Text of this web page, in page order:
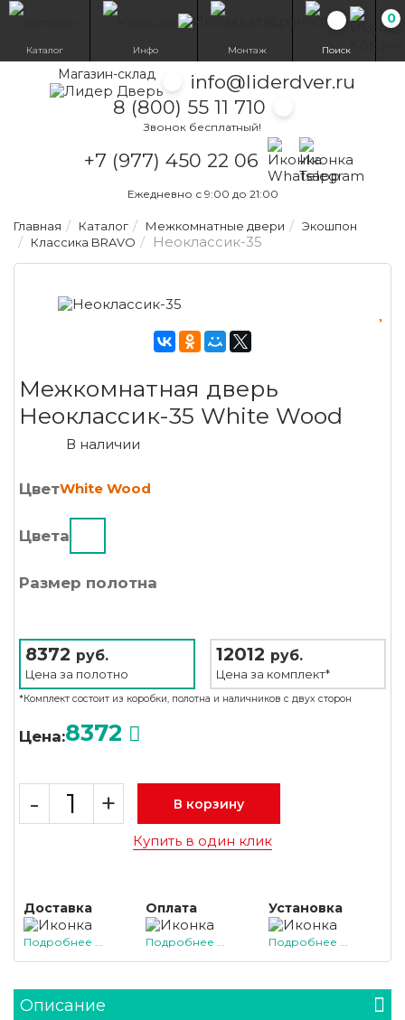
Магазин-склад
info@liderdver.ru
8 (800) 55 11 710
Звонок бесплатный!
+7 (977) 450 22 06
Написать на
Написать на
Ежедневно с 9:00 до 21:00
0
Каталог Инфо Монтаж Поиск
Главная Каталог Межкомнатные двери
Экошпон
Классика BRAVO
Неоклассик-35
Межкомнатная дверь
Неоклассик-35 White Wood
В наличии
ЦветWhite Wood
Цвета
Размер полотна
8372 руб.
Цена за полотно
12012 руб.
Цена за комплект*
*Комплект состоит из коробки, полотна и наличников с двух сторон
Цена:8372
- + В корзину
Купить в один клик
Доставка
Подробнее ...
Оплата
Подробнее ...
Установка
Подробнее ...
Описание